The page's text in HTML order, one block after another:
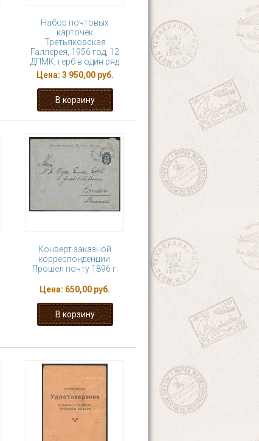
Набор почтовых
карточек
Третьяковская
Галлерея, 1956 год, 12
ДПМК, герб в один ряд
Цена: 3 950,00 руб.
Конверт заказной
корреспонденции.
Прошел почту 1896 г.
Цена: 650,00 руб.